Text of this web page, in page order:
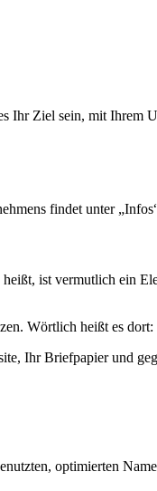
Ihr Ziel sein, mit Ihrem
findet unter
ist vermutlich ein
Wörtlich heißt es dort:
Ihr Briefpapier und
optimierten